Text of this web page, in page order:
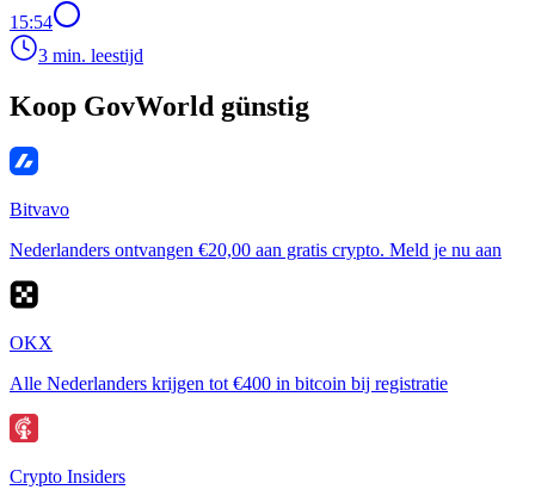
15:54
3 min. leestijd
Koop GovWorld günstig
Bitvavo
Nederlanders ontvangen €20,00 aan gratis crypto. Meld je nu aan
OKX
Alle Nederlanders krijgen tot €400 in bitcoin bij registratie
Crypto Insiders